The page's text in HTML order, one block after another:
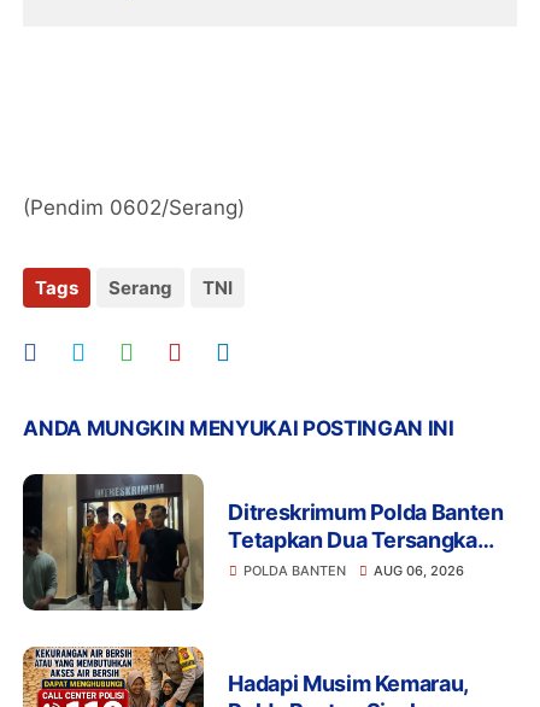
(Pendim 0602/Serang)
Tags Serang TNI
ANDA MUNGKIN MENYUKAI POSTINGAN INI
Ditreskrimum Polda Banten
Tetapkan Dua Tersangka
Kasus Aksi Anarkis dan
POLDA BANTEN AUG 06, 2026
Hadapi Musim Kemarau,